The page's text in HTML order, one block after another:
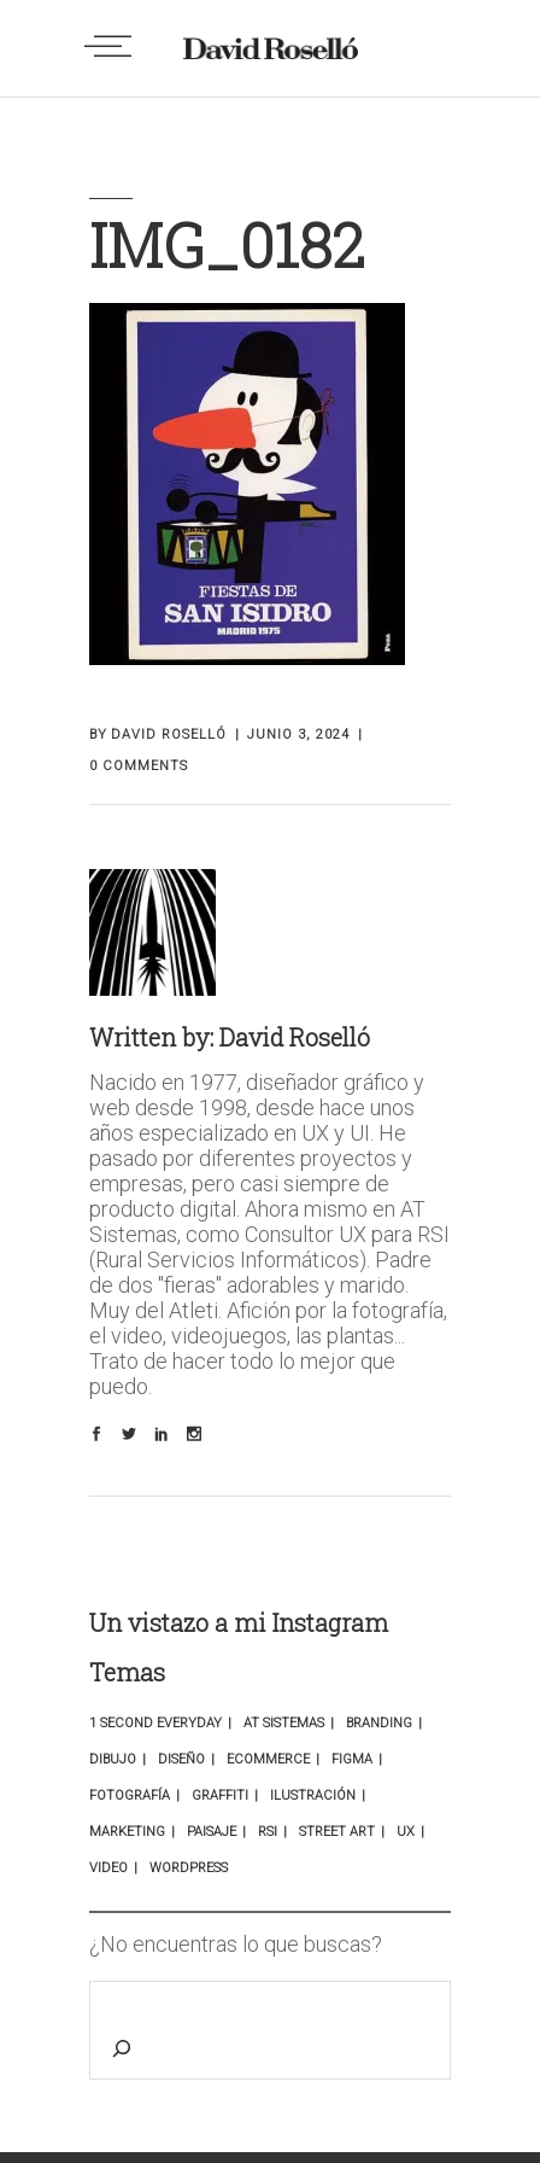
IMG_0182
BY DAVID ROSELLÓ
JUNIO 3, 2024
0 COMMENTS
Written by:David Roselló
Nacido en 1977, diseñador gráfico y
web desde 1998, desde hace unos
años especializado en UX y UI. He
pasado por diferentes proyectos y
empresas, pero casi siempre de
producto digital. Ahora mismo en AT
Sistemas, como Consultor UX para RSI
(Rural Servicios Informáticos). Padre
de dos "fieras" adorables y marido.
Muy del Atleti. Afición por la fotografía,
el video, videojuegos, las plantas...
Trato de hacer todo lo mejor que
puedo.
Un vistazo a mi Instagram
Temas
1 SECOND EVERYDAY AT SISTEMAS BRANDING
DIBUJO DISEÑO ECOMMERCE FIGMA
FOTOGRAFÍA GRAFFITI ILUSTRACIÓN
MARKETING PAISAJE RSI STREET ART UX
VIDEO WORDPRESS
¿No encuentras lo que buscas?